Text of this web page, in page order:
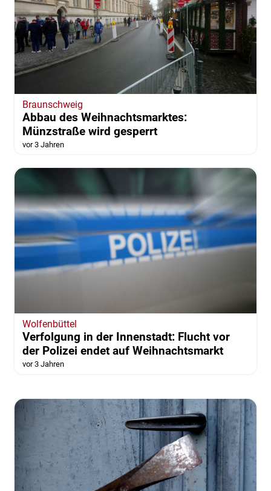
Braunschweig
Abbau des Weihnachtsmarktes:
Münzstraße wird gesperrt
vor 3 Jahren
Wolfenbüttel
Verfolgung in der Innenstadt: Flucht vor
der Polizei endet auf Weihnachtsmarkt
vor 3 Jahren